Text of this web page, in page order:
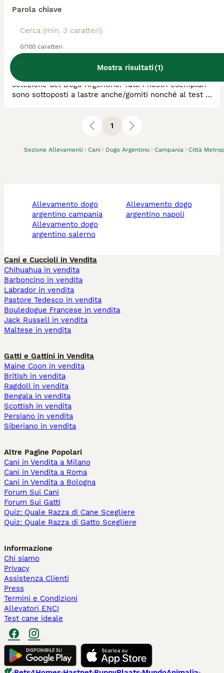
Parola chiave
0/100 caratteri
Mostra risultati(1)
Sezione Allevamenti Cani Dogo Argentino Campania Città
Razza: Dogo Argentino
Acerra
Allevamento cinotecnico mirato alla esclusiva
selezione del Dogo Argentino. Tutti i nostri esemplari
sono sottoposti a lastre anche/gomiti nonché al test di
1
allevamento dogo
argentino campania
allevamento dogo
argentino salerno
allevamento dogo
argentino napoli
Cani e Cuccioli in Vendita
Chihuahua in vendita
Barboncino in vendita
Labrador in vendita
Pastore Tedesco in vendita
Bouledogue Francese in vendita
Jack Russell in vendita
Maltese in vendita
Gatti e Gattini in Vendita
Maine Coon in vendita
British in vendita
Ragdoll in vendita
Bengala in vendita
Scottish in vendita
Persiano in vendita
Siberiano in vendita
Altre Pagine Popolari
Cani in Vendita a Milano
Cani in Vendita a Roma
Cani in Vendita a Bologna
Forum Sui Cani
Forum Sui Gatti
Quiz: Quale Razza di Cane Scegliere
Quiz: Quale Razza di Gatto Scegliere
Informazione
Chi siamo
Privacy
Assistenza Clienti
Press
Termini e Condizioni
Allevatori ENCI
Test cane ideale